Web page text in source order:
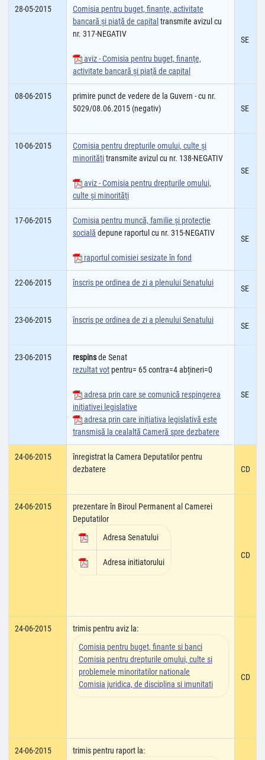
28-05-2015
Comisia pentru buget, finanţe, activitate
bancară şi piaţă de capital transmite avizul cu
nr. 317-NEGATIV
aviz - Comisia pentru buget, finanţe,
activitate bancară şi piaţă de capital
SE
08-06-2015
primire punct de vedere de la Guvern - cu nr.
5029/08.06.2015 (negativ)
SE
10-06-2015
Comisia pentru drepturile omului, culte şi
minorităţitransmite avizul cu nr. 138-NEGATIV
aviz - Comisia pentru drepturile omului,
culte şi minorităţi
SE
17-06-2015
Comisia pentru muncă, familie şi protecţie
socială depune raportul cu nr. 315-NEGATIV
raportul comisiei sesizate în fond
SE
22-06-2015 înscris pe ordinea de zi a plenului Senatului
SE
23-06-2015 înscris pe ordinea de zi a plenului Senatului
SE
23-06-2015 respinsde Senat
rezultat vot pentru= 65 contra=4 abțineri=0
adresa prin care se comunică respingerea
iniţiativei legislative
adresa prin care iniţiativa legislativă este
transmisă la cealaltă Cameră spre dezbatere
SE
24-06-2015
înregistrat la Camera Deputatilor pentru
dezbatere
CD
24-06-2015
prezentare în Biroul Permanent al Camerei
Deputatilor
Adresa Senatului
Adresa initiatorului
CD
24-06-2015
trimis pentru aviz la:
Comisia pentru buget, finante si banci
Comisia pentru drepturile omului, culte si
problemele minoritatilor nationale
Comisia juridica, de disciplina si imunitati
CD
24-06-2015 trimis pentru raport la: